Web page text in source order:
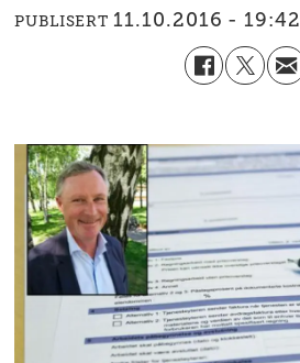
PUBLISERT 11.10.2016 - 19:42